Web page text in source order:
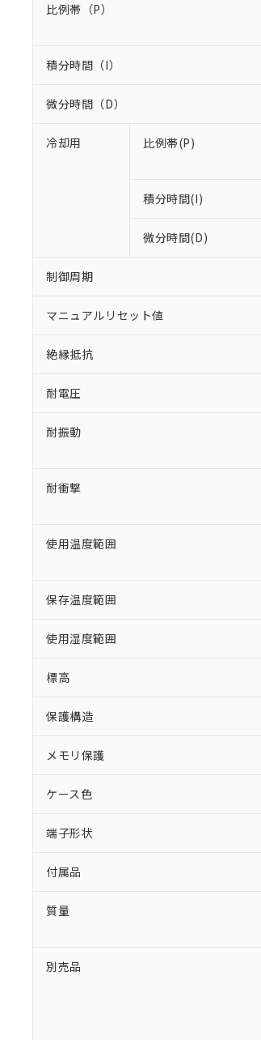
比例帯（P）
積分時間（I）
微分時間（D）
冷却用 比例帯(P)
積分時間(I)
微分時間(D)
制御周期
マニュアルリセット値
絶縁抵抗
耐電圧
耐振動
耐衝撃
使用温度範囲
保存温度範囲
使用湿度範囲
標高
保護構造
メモリ保護
ケース色
端子形状
付属品
質量
別売品